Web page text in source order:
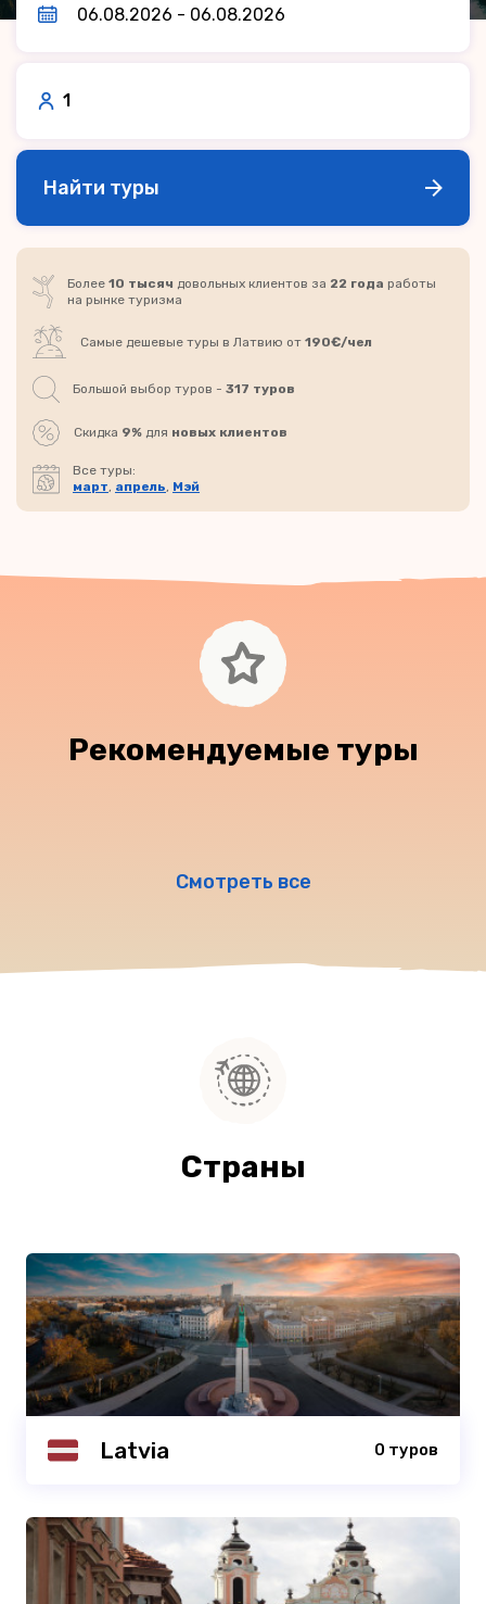
1
Найти туры
Более 10 тысяч довольных клиентов за 22 года работы
на рынке туризма
Самые дешевые туры в Латвию от 190€/чел
Большой выбор туров - 317 туров
Скидка 9% для новых клиентов
Все туры:
март, апрель, Мэй
Рекомендуемые туры
Смотреть все
Страны
Latvia 0 туров